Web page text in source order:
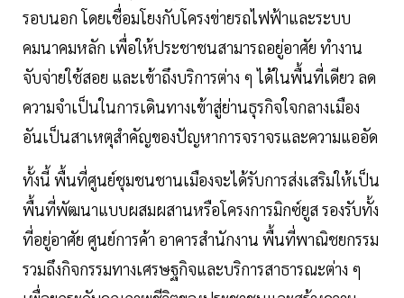
รอบนอก โดยเชื่อมโยงกับโครงข่ายรถไฟฟ้าและระบบ
คมนาคมหลัก เพื่อให้ประชาชนสามารถอยู่อาศัย ทำงาน
จับจ่ายใช้สอย และเข้าถึงบริการต่าง ๆ ได้ในพื้นที่เดียว ลด
ความจำเป็นในการเดินทางเข้าสู่ย่านธุรกิจใจกลางเมือง
อันเป็นสาเหตุสำคัญของปัญหาการจราจรและความแออัด
ทั้งนี้ พื้นที่ศูนย์ชุมชนชานเมืองจะได้รับการส่งเสริมให้เป็น
พื้นที่พัฒนาแบบผสมผสานหรือโครงการมิกซ์ยูส รองรับทั้ง
ที่อยู่อาศัย ศูนย์การค้า อาคารสำนักงาน พื้นที่พาณิชยกรรม
รวมถึงกิจกรรมทางเศรษฐกิจและบริการสาธารณะต่าง ๆ